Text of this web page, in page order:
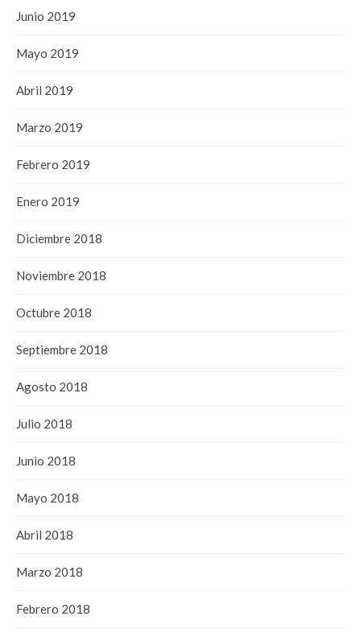
Junio 2019
Mayo 2019
Abril 2019
Marzo 2019
Febrero 2019
Enero 2019
Diciembre 2018
Noviembre 2018
Octubre 2018
Septiembre 2018
Agosto 2018
Julio 2018
Junio 2018
Mayo 2018
Abril 2018
Marzo 2018
Febrero 2018